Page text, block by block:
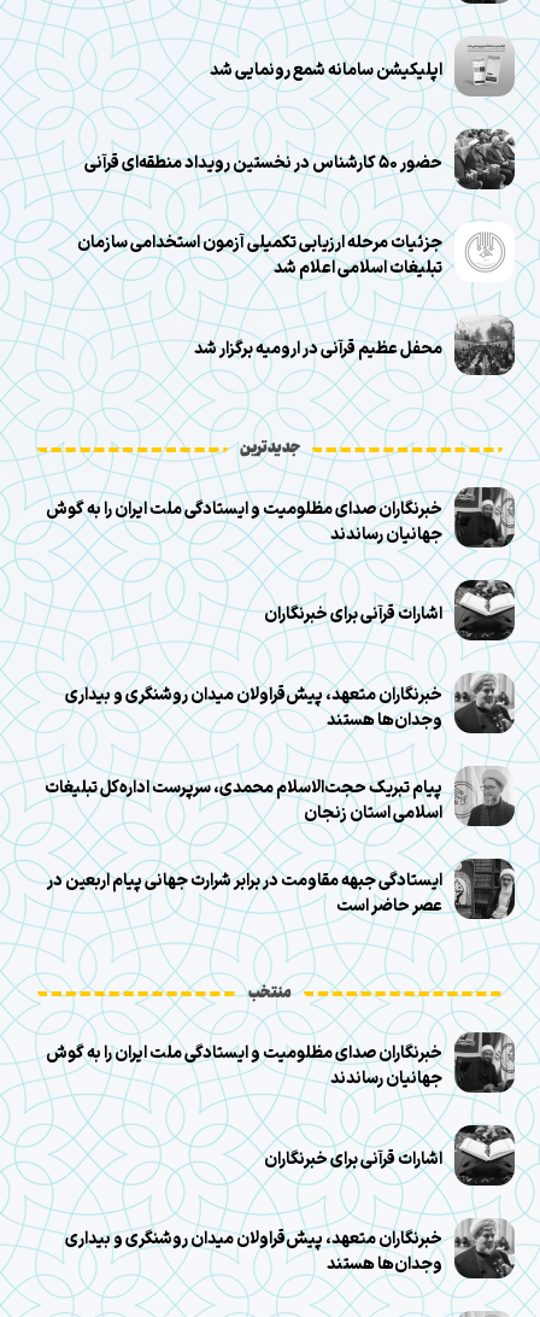
اپلیکیشن سامانه شمع رونمایی شد
حضور ۵۰ کارشناس در نخستین رویداد منطقه‌ای قرآنی
جزئیات مرحله ارزیابی تکمیلی آزمون استخدامی سازمان
تبلیغات اسلامی اعلام شد
محفل عظیم قرآنی در ارومیه برگزار شد
جدیدترین
خبرنگاران صدای مظلومیت و ایستادگی ملت ایران را به گوش
جهانیان رساندند
اشارات قرآنی برای خبرنگاران
خبرنگاران متعهد، پیش‌قراولان میدان روشنگری و بیداری
وجدان‌ها هستند
پیام تبریک حجت‌الاسلام محمدی، سرپرست اداره‌کل تبلیغات
اسلامی استان زنجان
ایستادگی جبهه مقاومت در برابر شرارت جهانی پیام اربعین در
عصر حاضر است
منتخب
خبرنگاران صدای مظلومیت و ایستادگی ملت ایران را به گوش
جهانیان رساندند
اشارات قرآنی برای خبرنگاران
خبرنگاران متعهد، پیش‌قراولان میدان روشنگری و بیداری
وجدان‌ها هستند